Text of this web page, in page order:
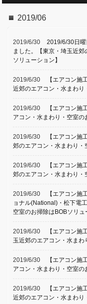
2019/06
2019/6/30
2019/6/30日
ました。【東京・埼玉近
ソリューション】
2019/6/30
【エアコン
近郊のエアコン・水まわり
2019/6/30
【エアコン
アコン・水まわり・空室の
2019/6/30
【エアコン
郊のエアコン・水まわり・
2019/6/30
【エアコン
郊のエアコン・水まわり・
2019/6/30
【エアコン
ョナル(National)・松下電
空室のお掃除はBOBソリュ
2019/6/30
【エアコン
玉近郊のエアコン・水まわ
2019/6/30
【エアコン
アコン・水まわり・空室の
2019/6/30
【エアコン
近郊のエアコン・水まわり